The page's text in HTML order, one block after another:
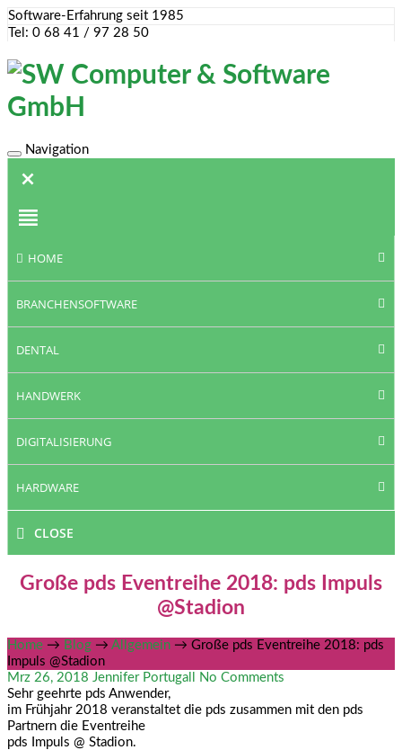
Software-Erfahrung seit 1985
Tel: 0 68 41 / 97 28 50
Toggle
navigation
Navigation
HOME
BRANCHENSOFTWARE
DENTAL
HANDWERK
DIGITALISIERUNG
HARDWARE
CLOSE
Große pds Eventreihe 2018: pds Impuls
@Stadion
Home → Blog → Allgemein → Große pds Eventreihe 2018: pds
Impuls @Stadion
Mrz 26, 2018 Jennifer Portugall
No Comments
Sehr geehrte pds Anwender,
im Frühjahr 2018 veranstaltet die pds zusammen mit den pds
Partnern die Eventreihe
pds Impuls @ Stadion.